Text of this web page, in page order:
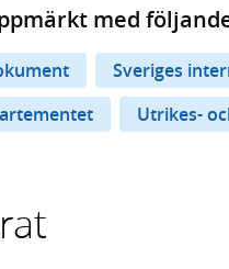
med
Sveriges
Utrikes-